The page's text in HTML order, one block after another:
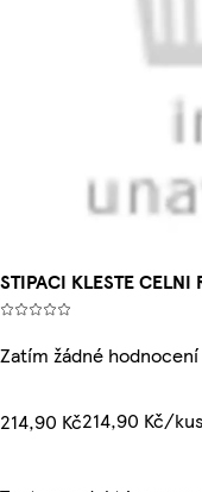
STIPACI KLESTE CELNI
Zatím žádné hodnocení
214,90 Kč214,90 Kč/kus